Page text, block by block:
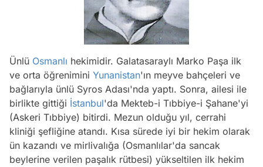
Ünlü Osmanlı hekimidir. Galatasaraylı Marko Paşa ilk
ve orta öğrenimini Yunanistan'ın meyve bahçeleri ve
bağlarıyla ünlü Syros Adası'nda yaptı. Sonra, ailesi ile
birlikte gittiği İstanbul'da Mekteb-i Tıbbiye-i Şahane'yi
(Askeri Tıbbiye) bitirdi. Mezun olduğu yıl, cerrahi
kliniği şefliğine atandı. Kısa sürede iyi bir hekim olarak
ün kazandı ve mirlivalığa (Osmanlılar'da sancak
beylerine verilen paşalık rütbesi) yükseltilen ilk hekim